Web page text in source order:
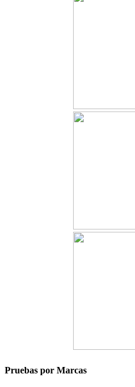
Pruebas por Marcas